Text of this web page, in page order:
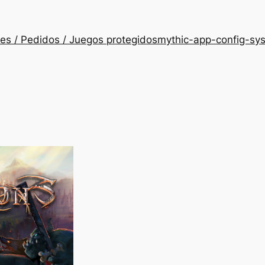
/ Pedidos / Juegos protegidosmythic-app-config-